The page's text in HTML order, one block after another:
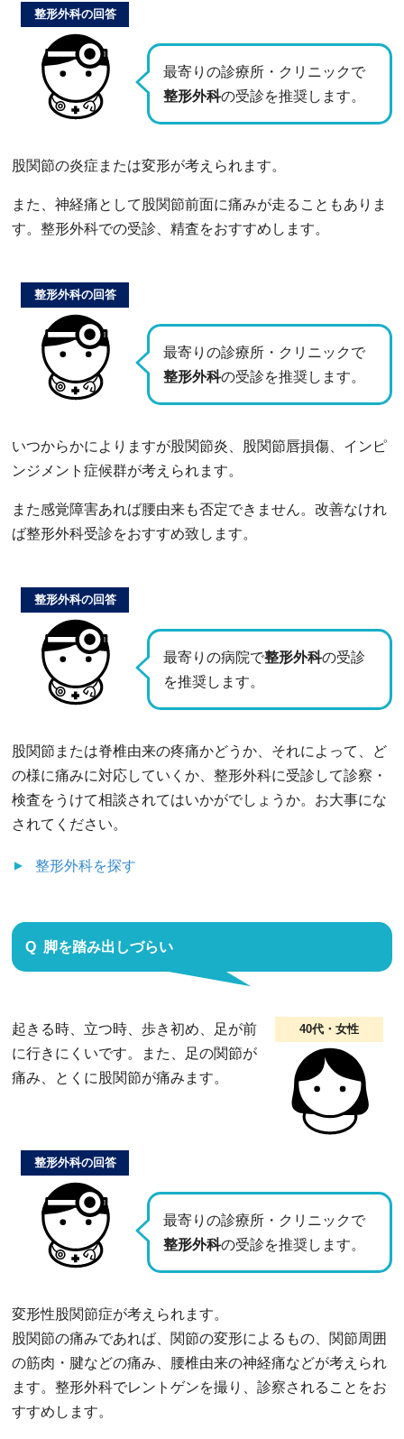
最寄りの診療所・クリニックで
整形外科の受診を推奨します。
整形外科の回答
股関節の炎症または変形が考えられます。
また、神経痛として股関節前面に痛みが走ることもありま
す。整形外科での受診、精査をおすすめします。
最寄りの診療所・クリニックで
整形外科の受診を推奨します。
整形外科の回答
いつからかによりますが股関節炎、股関節唇損傷、インピ
ンジメント症候群が考えられます。
また感覚障害あれば腰由来も否定できません。改善なけれ
ば整形外科受診をおすすめ致します。
最寄りの病院で整形外科の受診
を推奨します。
整形外科の回答
股関節または脊椎由来の疼痛かどうか、それによって、ど
の様に痛みに対応していくか、整形外科に受診して診察・
検査をうけて相談されてはいかがでしょうか。お大事にな
されてください。
整形外科を探す
脚を踏み出しづらい
40代・女性
起きる時、立つ時、歩き初め、足が前
に行きにくいです。また、足の関節が
痛み、とくに股関節が痛みます。
最寄りの診療所・クリニックで
整形外科の受診を推奨します。
整形外科の回答
変形性股関節症が考えられます。
股関節の痛みであれば、関節の変形によるもの、関節周囲
の筋肉・腱などの痛み、腰椎由来の神経痛などが考えられ
ます。整形外科でレントゲンを撮り、診察されることをお
すすめします。